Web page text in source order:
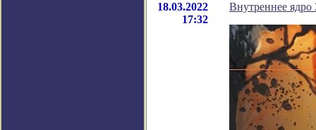
18.03.2022
17:32
Внутреннее ядро